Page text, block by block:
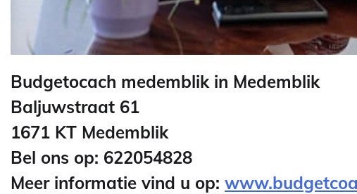
Budgetocach medemblik in Medemblik
Baljuwstraat 61
1671 KT Medemblik
Bel ons op: 622054828
Meer informatie vind u op: